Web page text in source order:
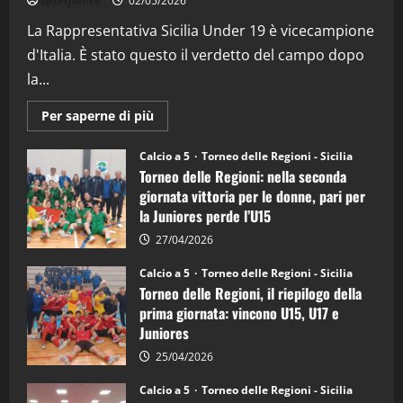
08/04/2026
La Rappresentativa Sicilia Under 19 è vicecampione
d'Italia. È stato questo il verdetto del campo dopo
la...
Per saperne di più
informazioni
Torneo
delle
Regioni
di
calcio
a
5:
la
Juniores
è
vicecampione
d’Italia
Calcio a 5 Torneo delle Regioni - Sicilia
Torneo delle Regioni: nella seconda
giornata vittoria per le donne, pari per
la Juniores perde l’U15
27/04/2026
Calcio a 5 Torneo delle Regioni - Sicilia
Torneo delle Regioni, il riepilogo della
prima giornata: vincono U15, U17 e
Juniores
25/04/2026
Calcio a 5 Torneo delle Regioni - Sicilia